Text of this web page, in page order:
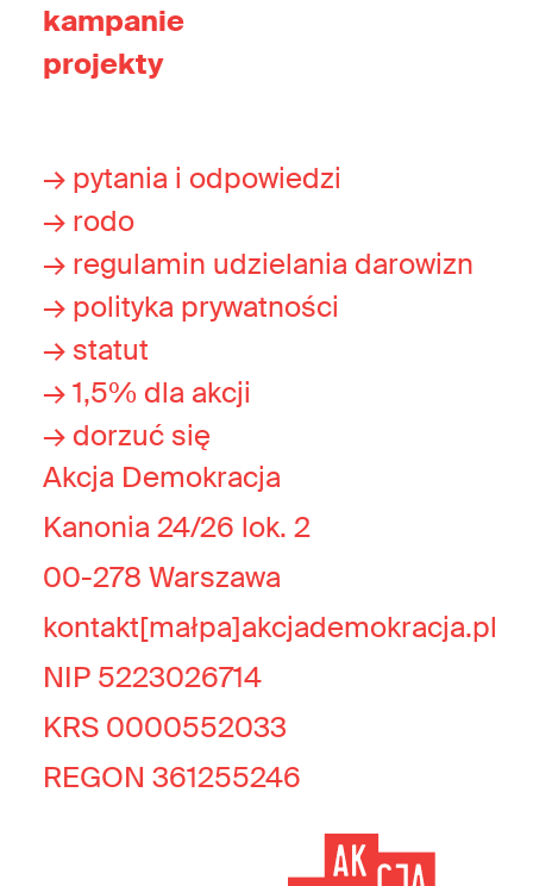
kampanie
projekty
→ pytania i odpowiedzi
→ rodo
→ regulamin udzielania darowizn
→ polityka prywatności
→ statut
→ 1,5% dla akcji
→ dorzuć się
Akcja Demokracja
Kanonia 24/26 lok. 2
00-278 Warszawa
kontakt[małpa]akcjademokracja.pl
NIP 5223026714
KRS 0000552033
REGON 361255246